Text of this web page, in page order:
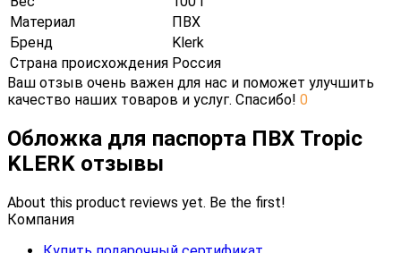
Материал
ПВХ
Бренд
Klerk
Страна происхождения Россия
Ваш отзыв очень важен для нас и поможет улучшить
качество наших товаров и услуг. Спасибо! 0
Обложка для паспорта ПВХ Tropic
KLERK отзывы
About this product reviews yet. Be the first!
Компания